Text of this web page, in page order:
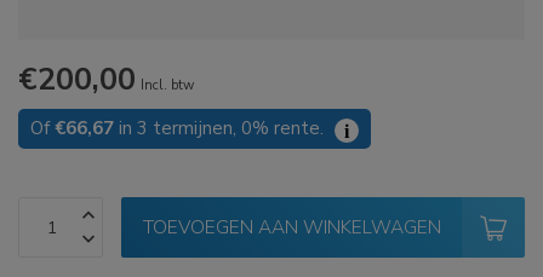
€200,00 Incl. btw
Of€66,67 in 3 termijnen, 0% rente. i
TOEVOEGEN AAN WINKELWAGEN